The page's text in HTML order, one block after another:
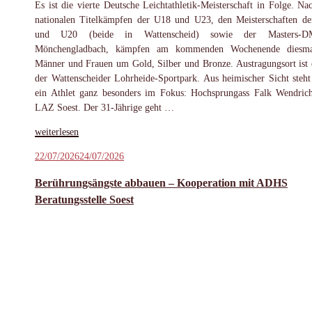
Es ist die vierte Deutsche Leichtathletik-Meisterschaft in Folge.
nationalen Titelkämpfen der U18 und U23, den Meisterschaften
und U20 (beide in Wattenscheid) sowie der Masters-
Mönchengladbach, kämpfen am kommenden Wochenende
Männer und Frauen um Gold, Silber und Bronze. Austragungsort ist
der Wattenscheider Lohrheide-Sportpark. Aus heimischer Sicht
ein Athlet ganz besonders im Fokus: Hochsprungass Falk
LAZ Soest. Der 31-Jährige geht …
„Wendrich
für
bei
der
weiterlesen
Veröffentlicht
22/07/202624/07/2026
Berührungsängste abbauen – Kooperation mit ADHS
Beratungsstelle Soest